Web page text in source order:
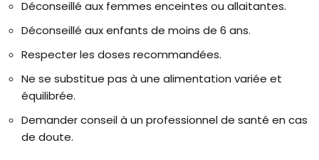
Déconseillé aux femmes enceintes ou allaitantes.
Déconseillé aux enfants de moins de 6 ans.
Respecter les doses recommandées.
Ne se substitue pas à une alimentation variée et
équilibrée.
Demander conseil à un professionnel de santé en cas
de doute.